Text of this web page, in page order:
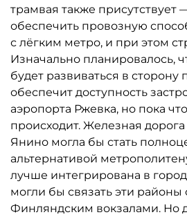
трамвая также присутствует
обеспечить провозную
с лёгким метро, и при этом
Изначально планировалось,
будет развиваться в сторону
обеспечит доступность
аэропорта Ржевка, но пока
происходит. Железная
Янино могла бы стать
альтернативой
лучше интегрирована в
могли бы связать эти
Финляндским вокзалами. Но